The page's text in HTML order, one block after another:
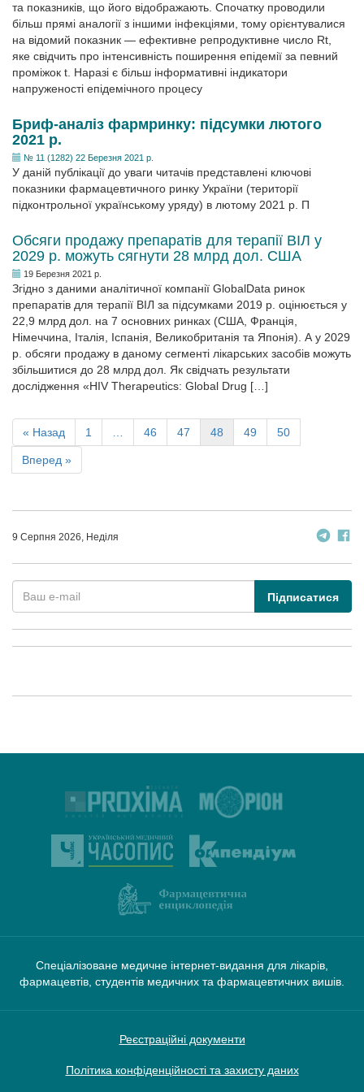
та показників, що його відображають. Спочатку проводили
більш прямі аналогії з іншими інфекціями, тому орієнтувалися
на відомий показник — ефективне репродуктивне число Rt,
яке свідчить про інтенсивність поширення епідемії за певний
проміжок t. Наразі є більш інформативні індикатори
напруженості епідемічного процесу
Бриф-аналіз фармринку: підсумки лютого
2021 р.
№ 11 (1282) 22 Березня 2021 р.
У даній публікації до уваги читачів представлені ключові
показники фармацевтичного ринку України (території
підконтрольної українському уряду) в лютому 2021 р. П
Обсяги продажу препаратів для терапії ВІЛ у
2029 р. можуть сягнути 28 млрд дол. США
19 Березня 2021 р.
Згідно з даними аналітичної компанії GlobalDatа ринок
препаратів для терапії ВІЛ за підсумками 2019 р. оцінюється у
22,9 млрд дол. на 7 основних ринках (США, Франція,
Німеччина, Італія, Іспанія, Великобританія та Японія). А у 2029
р. обсяги продажу в даному сегменті лікарських засобів можуть
збільшитися до 28 млрд дол. Як свідчать результати
дослідження «HIV Therapeutics: Global Drug […]
« Назад 1 46 47 48 49 50
Вперед »
9 Серпня 2026, Неділя
Підписатися
Спеціалізоване медичне інтернет-видання для лікарів,
фармацевтів, студентів медичних та фармацевтичних вишів.
Реєстраційні документи
Політика конфіденційності та захисту даних